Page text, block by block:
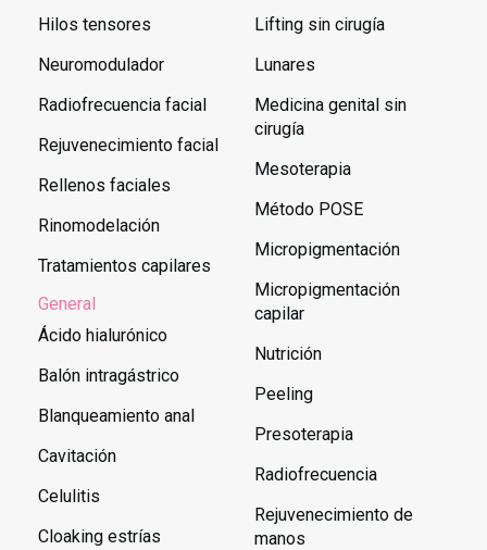
Hilos tensores
Neuromodulador
Radiofrecuencia facial
Rejuvenecimiento facial
Rellenos faciales
Rinomodelación
Tratamientos capilares
General
Ácido hialurónico
Balón intragástrico
Blanqueamiento anal
Cavitación
Celulitis
Cloaking estrías
Lifting sin cirugía
Lunares
Medicina genital sin
cirugía
Mesoterapia
Método POSE
Micropigmentación
Micropigmentación
capilar
Nutrición
Peeling
Presoterapia
Radiofrecuencia
Rejuvenecimiento de
manos